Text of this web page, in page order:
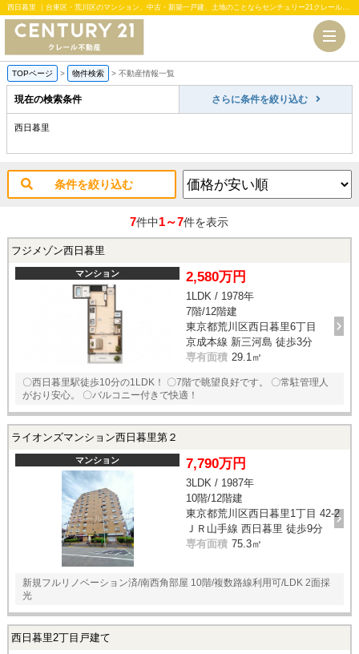
西日暮里 ｜台東区・荒川区のマンション、中古・新築一戸建、土地のことならセンチュリー21クレール不動産
TOPページ > 物件検索 > 不動産情報一覧
現在の検索条件 さらに条件を絞り込む
西日暮里
条件を絞り込む
7件中1～7件を表示
フジメゾン西日暮里
マンション 2,580万円
1LDK / 1978年
7階/12階建
東京都荒川区西日暮里6丁目
京成本線 新三河島 徒歩3分
専有面積 29.1㎡
〇西日暮里駅徒歩10分の1LDK！ 〇7階で眺望良好です。 〇常駐管理人
がおり安心。 〇バルコニー付きで快適！
ライオンズマンション西日暮里第２
マンション 7,790万円
3LDK / 1987年
10階/12階建
東京都荒川区西日暮里1丁目 42-2
ＪＲ山手線 西日暮里 徒歩9分
専有面積 75.3㎡
新規フルリノベーション済/南西角部屋 10階/複数路線利用可/LDK 2面採
光
西日暮里2丁目戸建て